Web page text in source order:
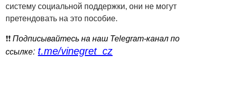
систему социальной поддержки, они не могут
претендовать на это пособие.
❗️❗️Подписывайтесь на наш Telegram-канал по
ссылке: t.me/vinegret_cz